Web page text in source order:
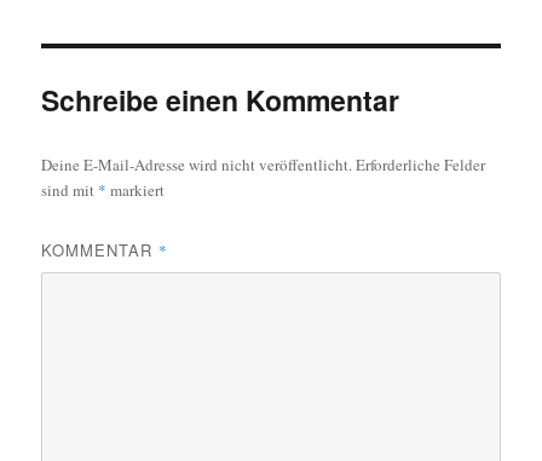
Schreibe einen Kommentar
Deine E-Mail-Adresse wird nicht veröffentlicht.Erforderliche Felder
sind mit * markiert
KOMMENTAR *